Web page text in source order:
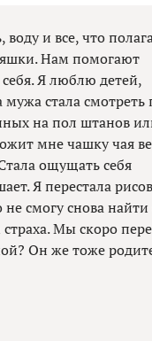
и все, что
Нам помогают
себя. Я люблю детей,
стала смотреть
на пол штанов
мне чашку чая
ощущать себя
Я перестала
смогу снова найти
Мы скоро
Он же тоже